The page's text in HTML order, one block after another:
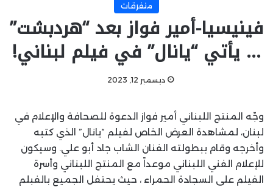
متفرقات
فينيسيا-أمير فواز بعد “هردبشت”
… يأتي “يانال” في فيلم لبناني!
ديسمبر 12, 2023
وجّه المنتج اللبناني أمير فواز الدعوة للصحافة والإعلام في
لبنان، لمشاهدة العرض الخاص لفيلم “يانال” الذي كتبه
وأخرجه وقام ببطولته الفنان الشاب جاد أبو علي. وسيكون
للإعلام الفني اللبناني موعداً مع المنتج اللبناني وأسرة
الفيلم على السجادة الحمراء ، حيث يحتفل الجميع بالفبلم